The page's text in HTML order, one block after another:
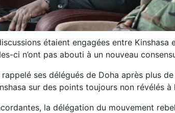
étaient engagées entre Kinshasa
ci n’ont pas abouti à un nouveau
ses délégués de Doha après plus
sur des points toujours non révélés à
la délégation du mouvement